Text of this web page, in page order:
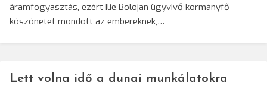
áramfogyasztás, ezért Ilie Bolojan ügyvivő kormányfő
köszönetet mondott az embereknek,…
Lett volna idő a dunai munkálatokra